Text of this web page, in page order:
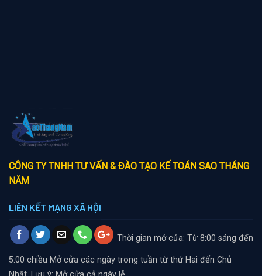
CÔNG TY TNHH TƯ VẤN & ĐÀO TẠO KẾ TOÁN SAO THÁNG
NĂM
LIÊN KẾT MẠNG XÃ HỘI
Thời gian mở cửa: Từ 8:00 sáng đến
5:00 chiều Mở cửa các ngày trong tuần từ thứ Hai đến Chủ